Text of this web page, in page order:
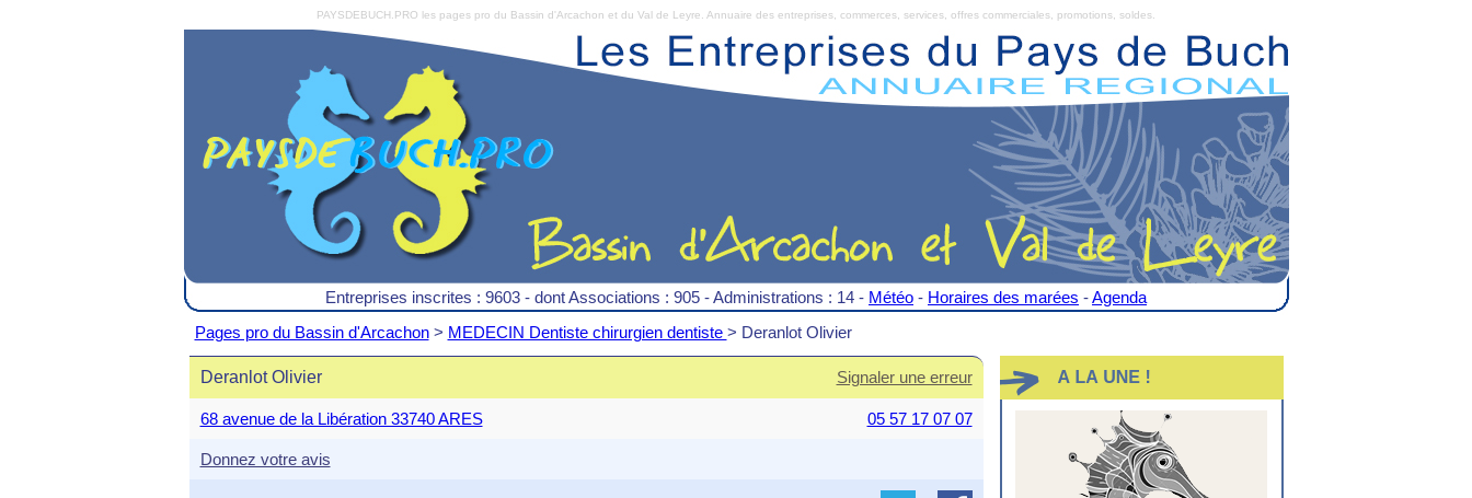
PAYSDEBUCH.PRO les pages pro du Bassin d'Arcachon et du Val de Leyre. Annuaire des entreprises, commerces, services, offres commerciales, promotions, soldes.
Entreprises inscrites : 9603 - dont Associations : 905 - Administrations : 14 - Météo - Horaires des marées -Agenda
Pages pro du Bassin d'Arcachon> MEDECIN Dentiste chirurgien dentiste > Deranlot Olivier
Deranlot Olivier Signaler une erreur
68 avenue de la Libération 33740 ARES 05 57 17 07 07
Donnez votre avis